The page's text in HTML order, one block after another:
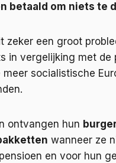
betaald om niets te
zeker een groot
in vergelijking met de
meer socialistische
ontvangen hun
wanneer ze
en voor hun